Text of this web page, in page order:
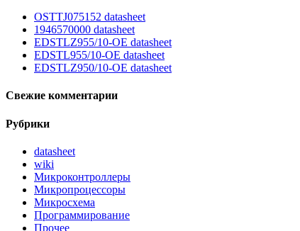
OSTTJ075152 datasheet
1946570000 datasheet
EDSTLZ955/10-OE datasheet
EDSTL955/10-OE datasheet
EDSTLZ950/10-OE datasheet
Свежие комментарии
Рубрики
datasheet
wiki
Микроконтроллеры
Микропроцессоры
Микросхема
Программирование
Прочее